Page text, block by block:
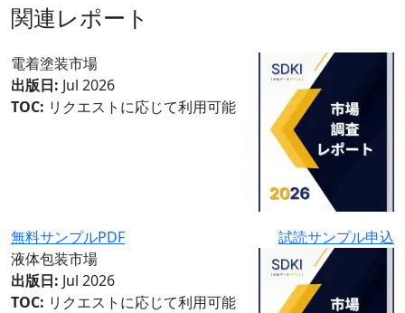
関連レポート
電着塗装市場
出版日: Jul 2026
TOC: リクエストに応じて利用可能
無料サンプルPDF
試読サンプル申込
液体包装市場
出版日: Jul 2026
TOC: リクエストに応じて利用可能